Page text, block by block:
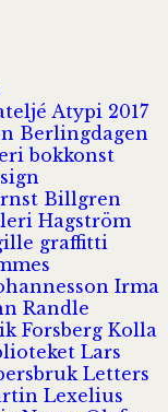
Atypi 2017
Berlingdagen
bokkonst
Billgren
Hagström
graffitti
Irma
Randle
Forsberg Kolla
Lars
Letters
Lexelius